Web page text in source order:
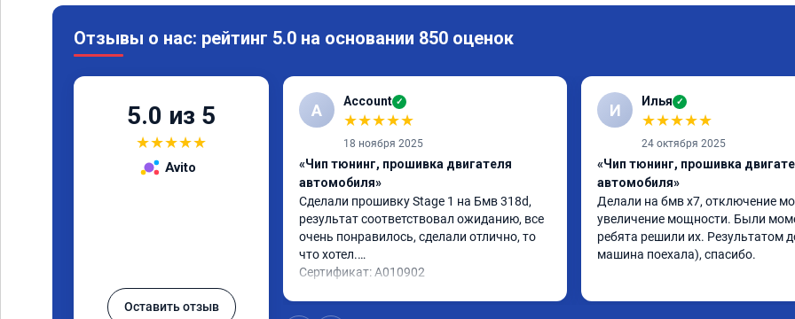
Отзывы о нас: рейтинг 5.0 на основании 850 оценок
5.0 из 5
★★★★★
Avito
Оставить отзыв
A Account ✓
★★★★★
18 ноября 2025
«Чип тюнинг, прошивка двигателя
автомобиля»
Сделали прошивку Stage 1 на Бмв 318d,
результат соответствовал ожиданию, все
очень понравилось, сделали отлично, то
что хотел.
Сертификат: A010902
И Илья ✓
★★★★★
24 октября 2025
«Чип тюнинг, прошивка
автомобиля»
Делали на бмв х7, отключение
увеличение мощности. Были
ребята решили их. Результатом
машина поехала), спасибо.